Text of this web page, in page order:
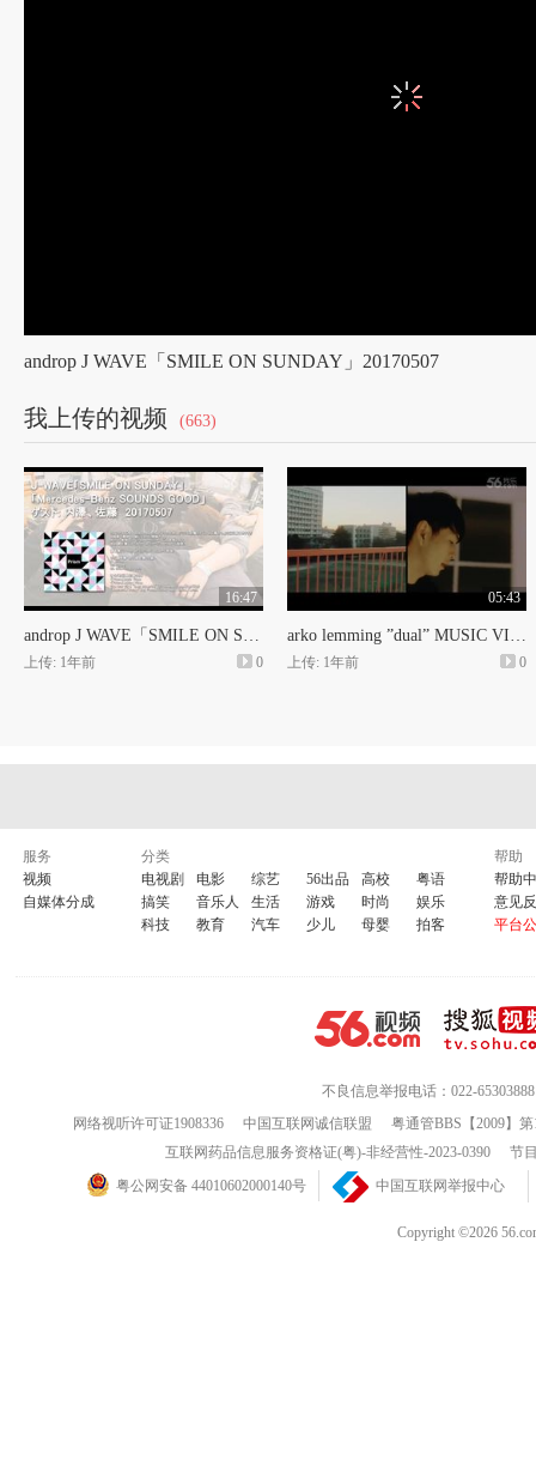
androp J WAVE「SMILE ON SUNDAY」20170507
我上传的视频 (663)
16:47
androp J WAVE「SMILE ON SUNDAY」20170507
上传: 1年前 0
05:43
arko lemming ”dual” MUSIC VIDEO
上传: 1年前 0
服务
视频
自媒体分成
分类
电视剧
电影 综艺 56出品 高校
粤语
搞笑
音乐人 生活 游戏 时尚
娱乐
科技
教育 汽车 少儿 母婴 拍客
帮助
帮助
意见
平台
不良信息举报电话：022-65303888
网络视听许可证1908336
中国互联网诚信联盟
粤通管BBS【2009】
互联网药品信息服务资格证(粤)-非经营性-2023-0390
节
粤公网安备 44010602000140号
中国互联网举报中心
Copyright ©2026